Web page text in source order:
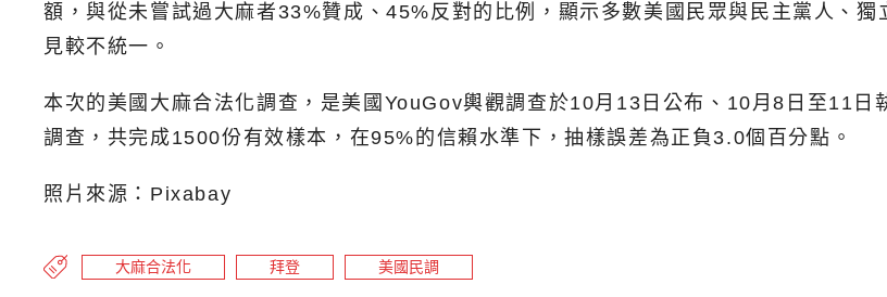
額，與從未嘗試過大麻者33%贊成、45%反對的比例，顯示多數美國民眾與民主黨人、
見較不統一。
本次的美國大麻合法化調查，是美國YouGov輿觀調查於10月13日公布、10月8日至11
調查，共完成1500份有效樣本，在95%的信賴水準下，抽樣誤差為正負3.0個百分點。
照片來源：Pixabay
大麻合法化 拜登 美國民調